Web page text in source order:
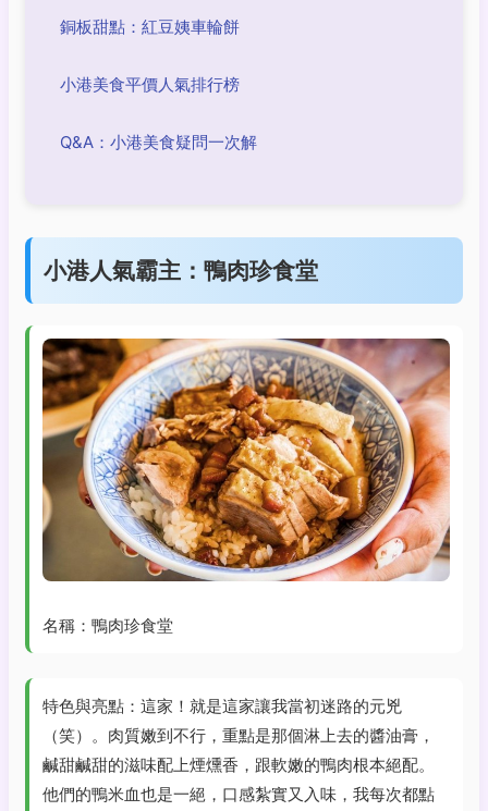
銅板甜點：紅豆姨車輪餅
小港美食平價人氣排行榜
Q&A：小港美食疑問一次解
小港人氣霸主：鴨肉珍食堂
名稱：鴨肉珍食堂
特色與亮點：這家！就是這家讓我當初迷路的元兇
（笑）。肉質嫩到不行，重點是那個淋上去的醬油膏，
鹹甜鹹甜的滋味配上煙燻香，跟軟嫩的鴨肉根本絕配。
他們的鴨米血也是一絕，口感紮實又入味，我每次都點